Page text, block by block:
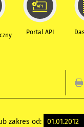
Portal API
zakres od: